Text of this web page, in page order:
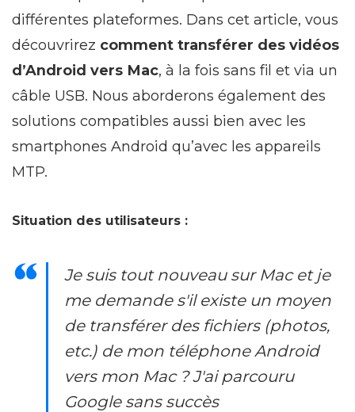
différentes plateformes. Dans cet article, vous
découvrirez comment transférer des vidéos
d’Android vers Mac, à la fois sans fil et via un
câble USB. Nous aborderons également des
solutions compatibles aussi bien avec les
smartphones Android qu’avec les appareils
MTP.
Situation des utilisateurs :
Je suis tout nouveau sur Mac et je
me demande s'il existe un moyen
de transférer des fichiers (photos,
etc.) de mon téléphone Android
vers mon Mac ? J'ai parcouru
Google sans succès